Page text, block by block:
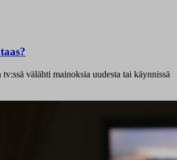
välähti mainoksia uudesta tai käynnissä